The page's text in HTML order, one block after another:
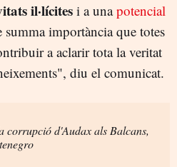
il·lícites i a unapotencial
summa importància que totes
a aclarir tota la veritat
diu el comunicat.
corrupció d'Audax als Balcans,